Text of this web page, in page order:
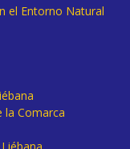
el Entorno Natural
la Comarca